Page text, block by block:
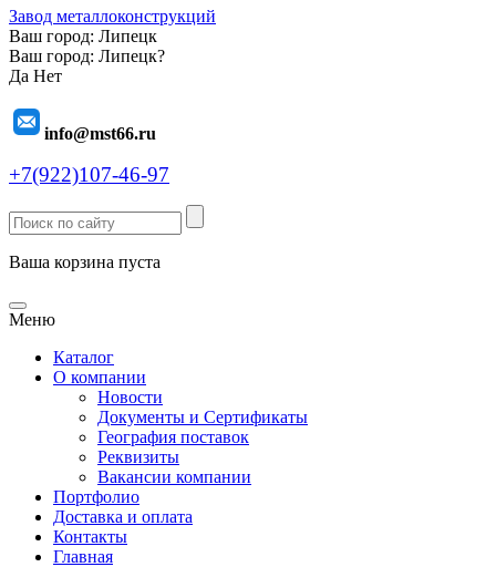
Завод металлоконструкций
Ваш город: Липецк
Ваш город: Липецк?
Да Нет
info@mst66.ru
+7(922)107-46-97
Ваша корзина пуста
Меню
Каталог
О компании
Новости
Документы и Сертификаты
География поставок
Реквизиты
Вакансии компании
Портфолио
Доставка и оплата
Контакты
Главная